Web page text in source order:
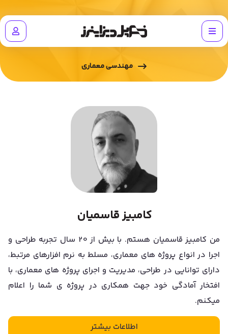
مهندسی معماری
کامبیز قاسمیان
من کامبیز قاسمیان هستم. با بیش از 20 سال تجربه طراحی و
اجرا در انواع پروژه های معماری، مسلط به نرم افزارهای مرتبط،
دارای توانایی در طراحی، مدیریت و اجرای پروژه های معماری، با
افتخار آمادگی خود جهت همکاری در پروژه ی شما را اعلام
میکنم.
اطلاعات بیشتر